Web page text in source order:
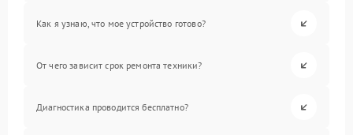
Как я узнаю, что мое устройство готово?
От чего зависит срок ремонта техники?
Диагностика проводится бесплатно?